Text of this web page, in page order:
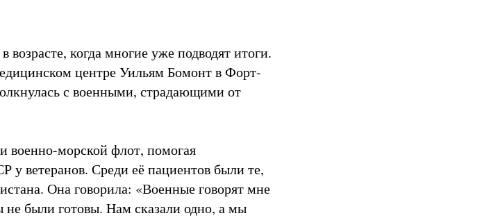
когда многие уже подводят итоги.
центре Уильям Бомонт в Форт-
с военными, страдающими от
морской флот, помогая
у ветеранов. Среди её пациентов были те,
Она говорила: «Военные говорят мне
были готовы. Нам сказали одно, а мы